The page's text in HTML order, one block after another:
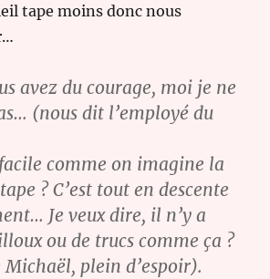
tape moins donc nous
avez du courage, moi je ne
(nous dit l’employé du
comme on imagine la
? C’est tout en descente
Je veux dire, il n’y a
ou de trucs comme ça ?
plein d’espoir).